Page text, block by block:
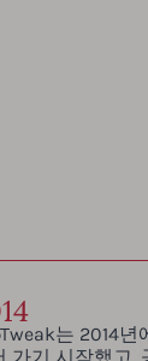
는 2014